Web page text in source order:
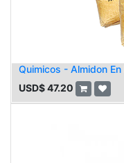
Quimicos - Almidon
USD$47.20